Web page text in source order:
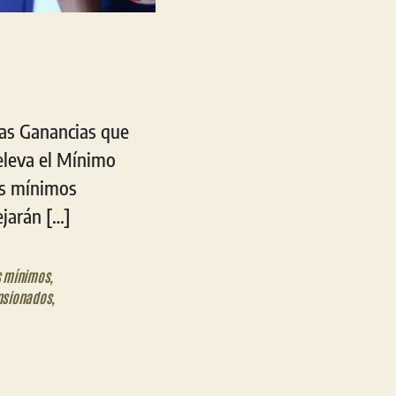
Ganancias que
el Mínimo
mínimos
[…]
mínimos,
,